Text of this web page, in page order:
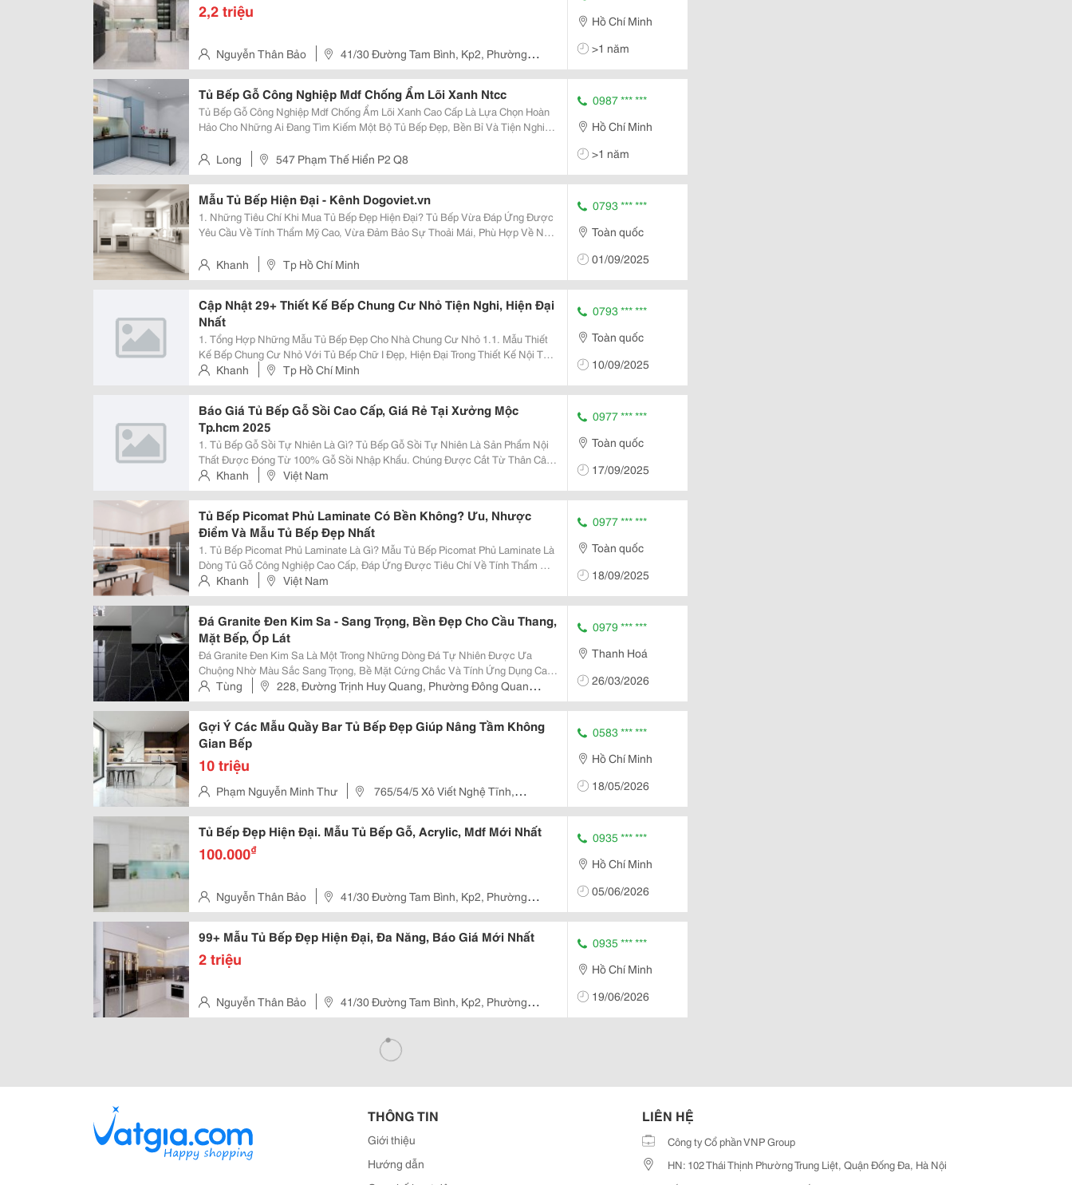
2,2 triệu
Nguyễn Thân Bảo
41/30 Đường Tam Bình, Kp2, Phường
Tam Phú, Thủ Đức
Hồ Chí Minh
>1 năm
Tủ Bếp Gỗ Công Nghiệp Mdf Chống Ẩm Lõi Xanh Ntcc
Tủ Bếp Gỗ Công Nghiệp Mdf Chống Ẩm Lõi Xanh Cao Cấp Là Lựa Chọn Hoàn
Hảo Cho Những Ai Đang Tìm Kiếm Một Bộ Tủ Bếp Đẹp, Bền Bỉ Và Tiện Nghi
Ẩm Cao Cấp, Kết Hợp Với Thiết Kế Hiện Đại...
Long 547 Phạm Thế Hiển P2 Q8
0987 *** ***
Hồ Chí Minh
>1 năm
Mẫu Tủ Bếp Hiện Đại - Kênh Dogoviet.vn
1. Những Tiêu Chí Khi Mua Tủ Bếp Đẹp Hiện Đại? Tủ Bếp Vừa Đáp Ứng Được
Yêu Cầu Về Tính Thẩm Mỹ Cao, Vừa Đảm Bảo Sự Thoải Mái, Phù Hợp Về Nhu
Tủ Bếp Đẹp Bao Gồm: Phù Hợp: Mẫu...
Khanh Tp Hồ Chí Minh
0793 *** ***
Toàn quốc
01/09/2025
Cập Nhật 29+ Thiết Kế Bếp Chung Cư Nhỏ Tiện Nghi, Hiện Đại
Nhất
1. Tổng Hợp Những Mẫu Tủ Bếp Đẹp Cho Nhà Chung Cư Nhỏ 1.1. Mẫu Thiết
Kế Bếp Chung Cư Nhỏ Với Tủ Bếp Chữ I Đẹp, Hiện Đại Trong Thiết Kế Nội Thất
Phòng Bếp Chung Cư Nhỏ, Sử Dụng Tủ Bếp Hình Chữ I Có Nhiều Ưu Điểm.
Chủ Yếu Các Mẫu Tủ Bếp Này Này Có...
Khanh Tp Hồ Chí Minh
0793 *** ***
Toàn quốc
10/09/2025
Báo Giá Tủ Bếp Gỗ Sồi Cao Cấp, Giá Rẻ Tại Xưởng Mộc
Tp.hcm 2025
1. Tủ Bếp Gỗ Sồi Tự Nhiên Là Gì? Tủ Bếp Gỗ Sồi Tự Nhiên Là Sản Phẩm Nội
Thất Được Đóng Từ 100% Gỗ Sồi Nhập Khẩu. Chúng Được Cắt Từ Thân Cây
Gỗ Sồi Và Xẻ Theo Quy Cách Nhất Định. Và Được Đóng Lại Thành Kiểu Dáng
Tủ Bếp Đẹp Mà Khách Hàng Mong Muốn. ...
Khanh Việt Nam
0977 *** ***
Toàn quốc
17/09/2025
Tủ Bếp Picomat Phủ Laminate Có Bền Không? Ưu, Nhược
Điểm Và Mẫu Tủ Bếp Đẹp Nhất
1. Tủ Bếp Picomat Phủ Laminate Là Gì? Mẫu Tủ Bếp Picomat Phủ Laminate Là
Dòng Tủ Gỗ Công Nghiệp Cao Cấp, Đáp Ứng Được Tiêu Chí Về Tính Thẩm Mỹ
Và Chất Lượng. Nhựa Picomat Được Biết Đến Là Vật Liệu Sử Dụng Trong
Ngành Công Nghiệp, Đặc Biệt Là...
Khanh Việt Nam
0977 *** ***
Toàn quốc
18/09/2025
Đá Granite Đen Kim Sa - Sang Trọng, Bền Đẹp Cho Cầu Thang,
Mặt Bếp, Ốp Lát
Đá Granite Đen Kim Sa Là Một Trong Những Dòng Đá Tự Nhiên Được Ưa
Chuộng Nhờ Màu Sắc Sang Trọng, Bề Mặt Cứng Chắc Và Tính Ứng Dụng Cao
Trong Nhiều Hạng Mục Xây Dựng, Nội Thất Và Ngoại Thất. Với Nền Đá Đen
Nổi Bật Cùng Các Hạt Ánh Kim Tự Nhiên, Loại...
Tùng
228, Đường Trịnh Huy Quang, Phường Đông Quang,
Tỉnh Thanh Hóa
0979 *** ***
Thanh Hoá
26/03/2026
Gợi Ý Các Mẫu Quầy Bar Tủ Bếp Đẹp Giúp Nâng Tầm Không
Gian Bếp
10 triệu
Phạm Nguyễn Minh Thư
765/54/5 Xô Viết Nghệ Tĩnh,
Phường 26, Quận Bình Thạnh, Tp.hcm
0583 *** ***
Hồ Chí Minh
18/05/2026
Tủ Bếp Đẹp Hiện Đại. Mẫu Tủ Bếp Gỗ, Acrylic, Mdf Mới Nhất
100.000₫
Nguyễn Thân Bảo
41/30 Đường Tam Bình, Kp2, Phường
Tam Phú, Thủ Đức
0935 *** ***
Hồ Chí Minh
05/06/2026
99+ Mẫu Tủ Bếp Đẹp Hiện Đại, Đa Năng, Báo Giá Mới Nhất
2 triệu
Nguyễn Thân Bảo
41/30 Đường Tam Bình, Kp2, Phường
Tam Phú, Thủ Đức
0935 *** ***
Hồ Chí Minh
19/06/2026
THÔNG TIN
Giới thiệu
Hướng dẫn
LIÊN HỆ
Công ty Cổ phần VNP Group
HN: 102 Thái Thịnh Phường Trung Liệt, Quận Đống Đa, Hà Nội